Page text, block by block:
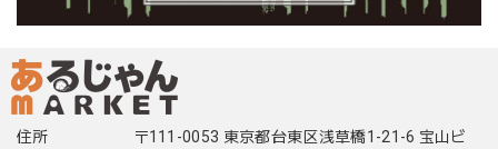
住所
〒111-0053 東京都台東区浅草橋1-21-6 宝山ビ